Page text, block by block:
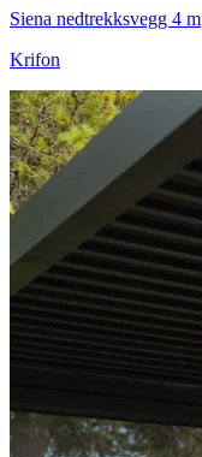
Siena nedtrekksvegg 4 m
Krifon